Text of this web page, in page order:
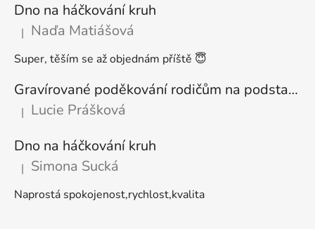
Dno na háčkování kruh
Hodnocení produktu je 5 z 5 hvězdiček.
| Naďa Matiášová
Super, těším se až objednám příště 😇
Gravírované poděkování rodičům na podstavci
Hodnocení produktu je 5 z 5 hvězdiček.
| Lucie Prášková
Dno na háčkování kruh
Hodnocení produktu je 5 z 5 hvězdiček.
| Simona Sucká
Naprostá spokojenost,rychlost,kvalita